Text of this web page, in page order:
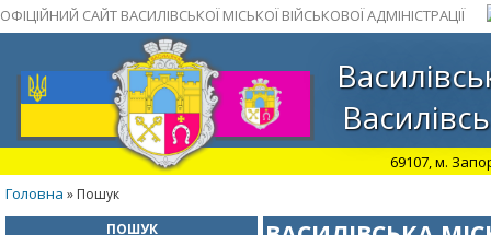
ОФІЦІЙНИЙ САЙТ ВАСИЛІВСЬКОЇ МІСЬКОЇ ВІЙСЬКОВОЇ АДМІНІСТРАЦІЇ
69107, м.
Головна » Пошук
ПОШУК